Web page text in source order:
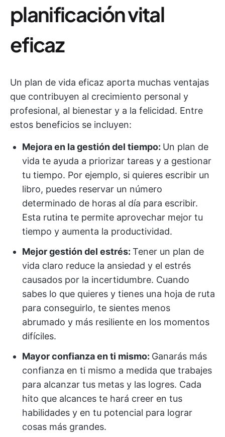
planificación vital
eficaz
Un plan de vida eficaz aporta muchas ventajas
que contribuyen al crecimiento personal y
profesional, al bienestar y a la felicidad. Entre
estos beneficios se incluyen:
Mejora en la gestión del tiempo: Un plan de
vida te ayuda a priorizar tareas y a gestionar
tu tiempo. Por ejemplo, si quieres escribir un
libro, puedes reservar un número
determinado de horas al día para escribir.
Esta rutina te permite aprovechar mejor tu
tiempo y aumenta la productividad.
Mejor gestión del estrés: Tener un plan de
vida claro reduce la ansiedad y el estrés
causados por la incertidumbre. Cuando
sabes lo que quieres y tienes una hoja de ruta
para conseguirlo, te sientes menos
abrumado y más resiliente en los momentos
difíciles.
Mayor confianza en ti mismo: Ganarás más
confianza en ti mismo a medida que trabajes
para alcanzar tus metas y las logres. Cada
hito que alcances te hará creer en tus
habilidades y en tu potencial para lograr
cosas más grandes.